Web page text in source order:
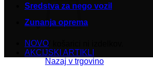
V košarici ni izdelkov.
Nazaj v trgovino
Sredstva za nego vozil
Zunanja oprema
NOVO
AKCIJSKI ARTIKLI